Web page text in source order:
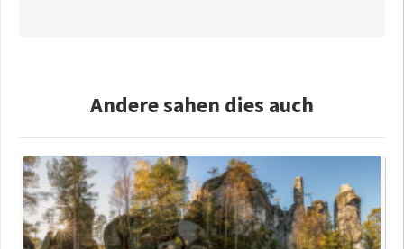
Andere sahen dies auch